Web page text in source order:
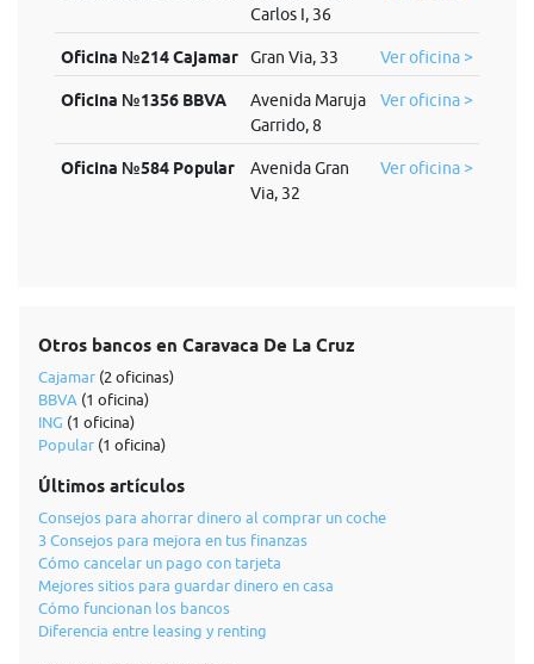
Carlos I, 36
Oficina №214 Cajamar Gran Via, 33 Ver oficina >
Oficina №1356 BBVA
Avenida Maruja
Garrido, 8
Ver oficina >
Oficina №584 Popular
Avenida Gran
Via, 32
Ver oficina >
Otros bancos en Caravaca De La Cruz
Cajamar (2 oficinas)
BBVA (1 oficina)
ING (1 oficina)
Popular (1 oficina)
Últimos artículos
Consejos para ahorrar dinero al comprar un coche
3 Consejos para mejora en tus finanzas
Cómo cancelar un pago con tarjeta
Mejores sitios para guardar dinero en casa
Cómo funcionan los bancos
Diferencia entre leasing y renting